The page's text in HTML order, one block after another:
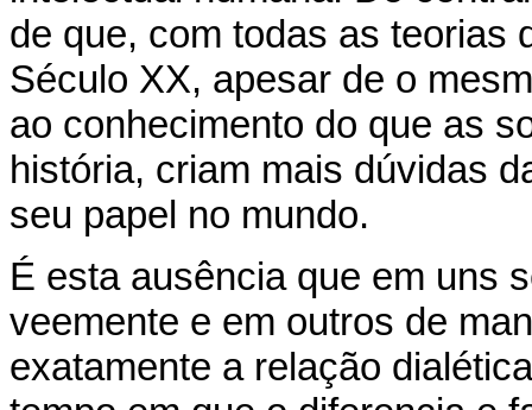
de que, com todas as teorias
Século XX, apesar de o
ao conhecimento do que as
história, criam mais dúvidas
seu papel no mundo.
É esta ausência que em uns
veemente e em outros de
exatamente a relação